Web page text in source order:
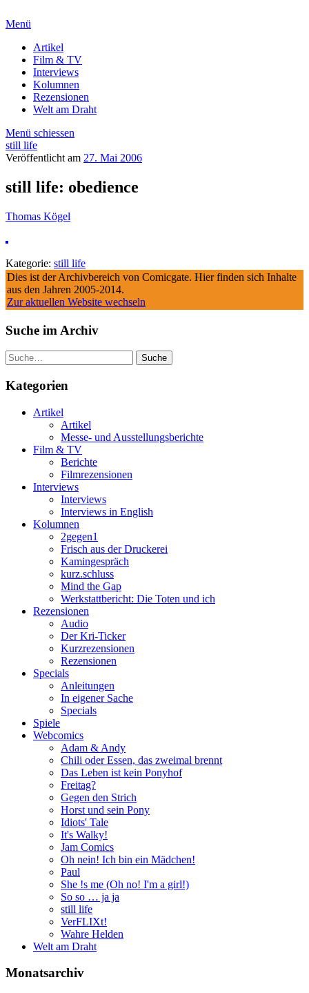
Menü
Artikel
Film & TV
Interviews
Kolumnen
Rezensionen
Welt am Draht
Menü schiessen
still life
Veröffentlicht am 27. Mai 2006
still life: obedience
Thomas Kögel
Kategorie: still life
Dies ist der Archivbereich von Comicgate. Hier finden sich Inhalte
aus den Jahren 2005-2014.
Zur aktuellen Website wechseln
Suche im Archiv
Suche
Kategorien
Artikel
Artikel
Messe- und Ausstellungsberichte
Film & TV
Berichte
Filmrezensionen
Interviews
Interviews
Interviews in English
Kolumnen
2gegen1
Frisch aus der Druckerei
Kamingespräch
kurz.schluss
Mind the Gap
Werkstattbericht: Die Toten und ich
Rezensionen
Audio
Der Kri-Ticker
Kurzrezensionen
Rezensionen
Specials
Anleitungen
In eigener Sache
Specials
Spiele
Webcomics
Adam & Andy
Chili oder Essen, das zweimal brennt
Das Leben ist kein Ponyhof
Freitag?
Gegen den Strich
Horst und sein Pony
Idiots' Tale
It's Walky!
Jam Comics
Oh nein! Ich bin ein Mädchen!
Paul
She !s me (Oh no! I'm a girl!)
So so … ja ja
still life
VerFLIXt!
Wahre Helden
Welt am Draht
Monatsarchiv